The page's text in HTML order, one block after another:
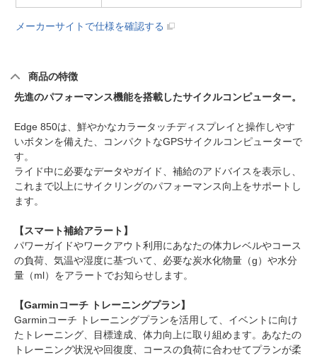
メーカーサイトで仕様を確認する
商品の特徴
先進のパフォーマンス機能を搭載したサイクルコンピューター。
Edge 850は、鮮やかなカラータッチディスプレイと操作しやす
いボタンを備えた、コンパクトなGPSサイクルコンピューターで
す。
ライド中に必要なデータやガイド、補給のアドバイスを表示し、
これまで以上にサイクリングのパフォーマンス向上をサポートし
ます。
【スマート補給アラート】
パワーガイドやワークアウト利用にあなたの体力レベルやコース
の負荷、気温や湿度に基づいて、必要な炭水化物量（g）や水分
量（ml）をアラートでお知らせします。
【Garminコーチ トレーニングプラン】
Garminコーチ トレーニングプランを活用して、イベントに向け
たトレーニング、目標達成、体力向上に取り組めます。あなたの
トレーニング状況や回復度、コースの負荷に合わせてプランが柔